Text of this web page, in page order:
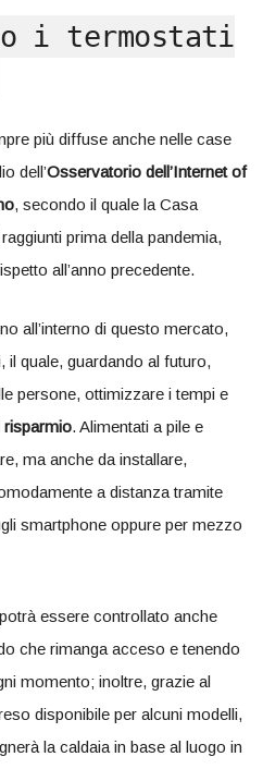
i termostati
più diffuse anche nelle case
dell’Osservatorio dell’Internet of
, secondo il quale la Casa
prima della pandemia,
all’anno precedente.
all’interno di questo mercato,
quale, guardando al futuro,
persone, ottimizzare i tempi e
risparmio. Alimentati a pile e
ma anche da installare,
a distanza tramite
smartphone oppure per mezzo
essere controllato anche
che rimanga acceso e tenendo
momento; inoltre, grazie al
disponibile per alcuni modelli,
la caldaia in base al luogo in